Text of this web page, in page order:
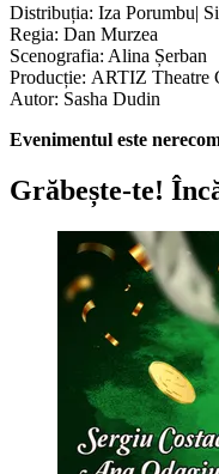
Distribuția: Iza Porumbu|
Regia: Dan Murzea
Scenografia: Alina Șerban
Producție: ARTIZ Theatre
Autor: Sasha Dudin
Evenimentul este
Grăbește-te!